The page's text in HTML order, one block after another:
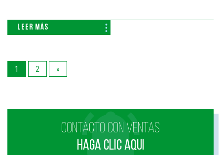
LEER MÁS
1 2 »
CONTACTO CON VENTAS
HAGA CLIC AQUI